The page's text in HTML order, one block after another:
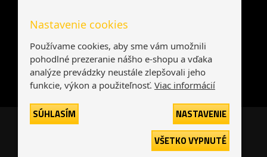
Slovensko
Nastavenie cookies
Používame cookies, aby sme vám umožnili
pohodlné prezeranie nášho e-shopu a vďaka
analýze prevádzky neustále zlepšovali jeho
funkcie, výkon a použiteľnosť. Viac informácií
SÚHLASÍM
NASTAVENIE
VŠETKO VYPNUTÉ